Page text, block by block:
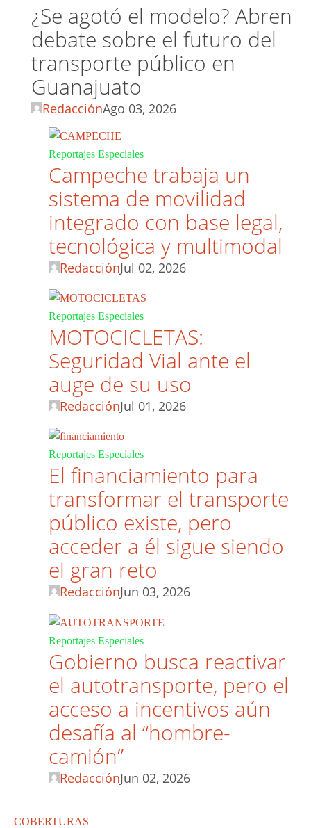
¿Se agotó el modelo? Abren
debate sobre el futuro del
transporte público en
Guanajuato
RedacciónAgo 03, 2026
Reportajes Especiales
Campeche trabaja un
sistema de movilidad
integrado con base legal,
tecnológica y multimodal
RedacciónJul 02, 2026
Reportajes Especiales
MOTOCICLETAS:
Seguridad Vial ante el
auge de su uso
RedacciónJul 01, 2026
Reportajes Especiales
El financiamiento para
transformar el transporte
público existe, pero
acceder a él sigue siendo
el gran reto
RedacciónJun 03, 2026
Reportajes Especiales
Gobierno busca reactivar
el autotransporte, pero el
acceso a incentivos aún
desafía al “hombre-
camión”
RedacciónJun 02, 2026
COBERTURAS